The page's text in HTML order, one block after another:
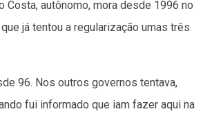
Costa, autônomo, mora desde 1996 no
já tentou a regularização umas três
96. Nos outros governos tentava,
fui informado que iam fazer aqui na